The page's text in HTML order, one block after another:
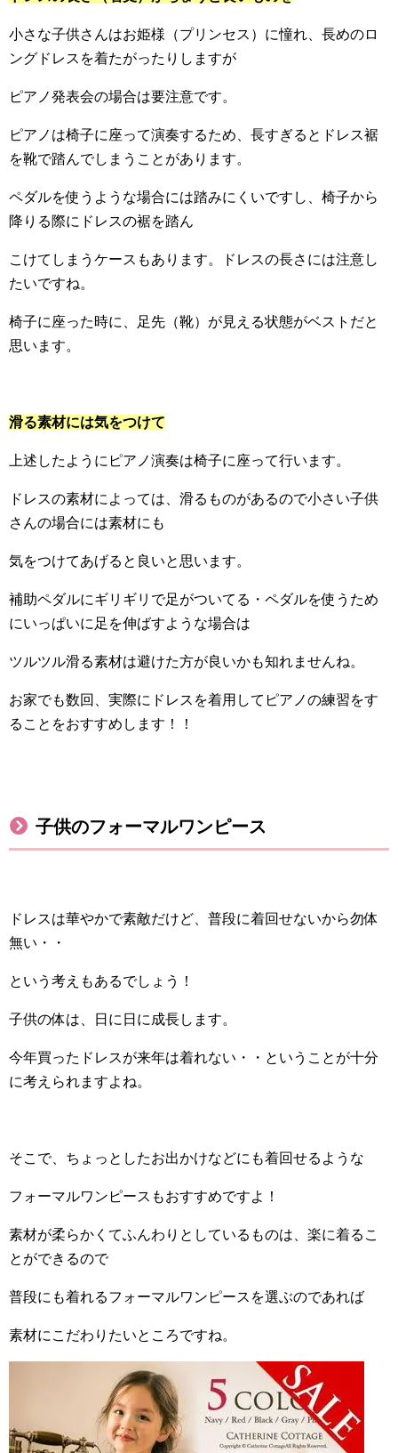
小さな子供さんはお姫様（プリンセス）に憧れ、長めのロ
ングドレスを着たがったりしますが
ピアノ発表会の場合は要注意です。
ピアノは椅子に座って演奏するため、長すぎるとドレス裾
を靴で踏んでしまうことがあります。
ペダルを使うような場合には踏みにくいですし、椅子から
降りる際にドレスの裾を踏ん
こけてしまうケースもあります。ドレスの長さには注意し
たいですね。
椅子に座った時に、足先（靴）が見える状態がベストだと
思います。
滑る素材には気をつけて
上述したようにピアノ演奏は椅子に座って行います。
ドレスの素材によっては、滑るものがあるので小さい子供
さんの場合には素材にも
気をつけてあげると良いと思います。
補助ペダルにギリギリで足がついてる・ペダルを使うため
にいっぱいに足を伸ばすような場合は
ツルツル滑る素材は避けた方が良いかも知れませんね。
お家でも数回、実際にドレスを着用してピアノの練習をす
ることをおすすめします！！
子供のフォーマルワンピース
ドレスは華やかで素敵だけど、普段に着回せないから勿体
無い・・
という考えもあるでしょう！
子供の体は、日に日に成長します。
今年買ったドレスが来年は着れない・・ということが十分
に考えられますよね。
そこで、ちょっとしたお出かけなどにも着回せるような
フォーマルワンピースもおすすめですよ！
素材が柔らかくてふんわりとしているものは、楽に着るこ
とができるので
普段にも着れるフォーマルワンピースを選ぶのであれば
素材にこだわりたいところですね。